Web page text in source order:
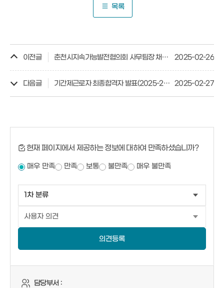
목록
이전글 춘천시지속가능발전협의회 사무팀장 채용 공고 2025-02-26
다음글 기간제근로자 최종합격자 발표(2025-221) 2025-02-27
현재 페이지에서 제공하는 정보에 대하여 만족하셨습니까?
매우 만족 만족 보통 불만족 매우 불만족
의견등록
담당부서 :